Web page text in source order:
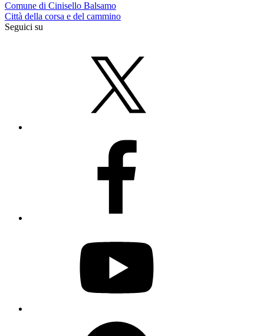
Comune di Cinisello Balsamo
Città della corsa e del cammino
Seguici su